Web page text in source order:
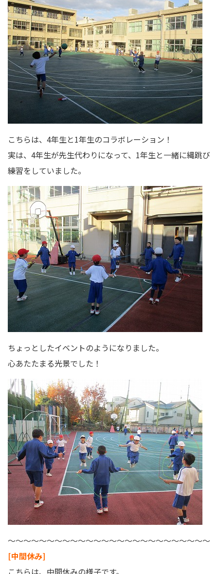
こちらは、4年生と1年生のコラボレーション！
実は、4年生が先生代わりになって、1年生と一緒に縄跳び
練習をしていました。
ちょっとしたイベントのようになりました。
心あたたまる光景でした！
～～～～～～～～～～～～～～～～～～～～～～～～～～
[中間休み]
こちらは、中間休みの様子です。